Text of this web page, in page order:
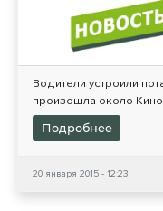
Водители устроили
произошла около
Подробнее
20 января 2015 - 12:23